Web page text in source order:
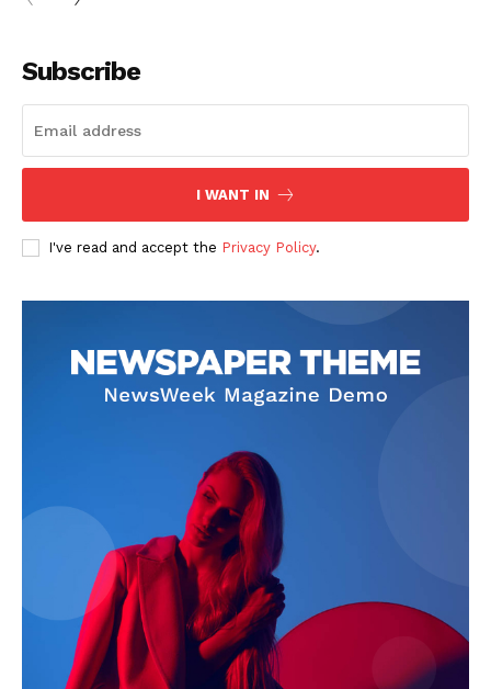
Subscribe
I WANT IN
I've read and accept the Privacy Policy.